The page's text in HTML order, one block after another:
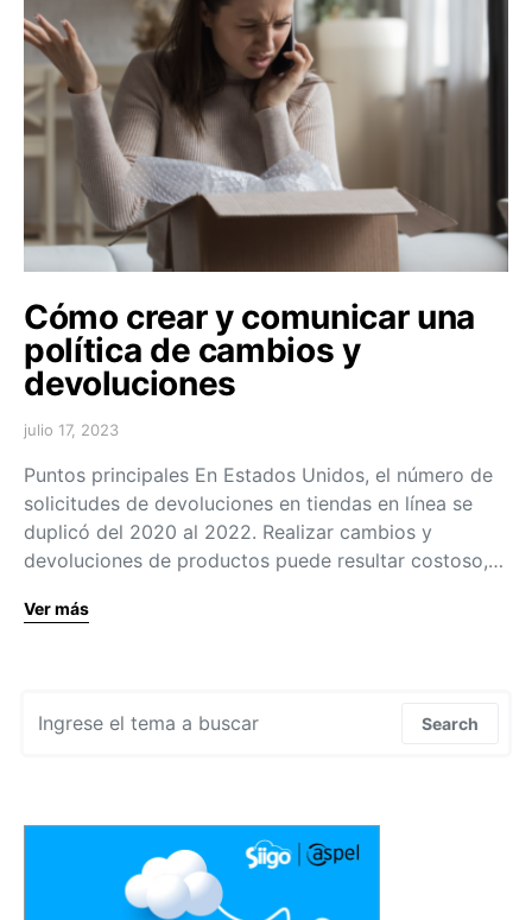
Cómo crear y comunicar una
política de cambios y
devoluciones
julio 17, 2023
Puntos principales En Estados Unidos, el número de
solicitudes de devoluciones en tiendas en línea se
duplicó del 2020 al 2022. Realizar cambios y
devoluciones de productos puede resultar costoso,…
Ver más
Search